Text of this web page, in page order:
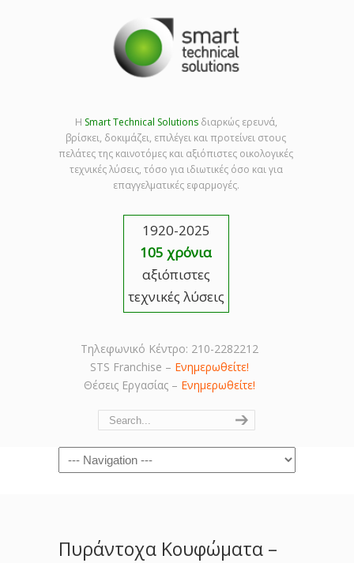
Η Smart Technical Solutionsδιαρκώς ερευνά,
βρίσκει, δοκιμάζει, επιλέγει και προτείνει στους
πελάτες της καινοτόμες και αξιόπιστες οικολογικές
τεχνικές λύσεις, τόσο για ιδιωτικές όσο και για
επαγγελματικές εφαρμογές.
1920-2025
105 χρόνια
αξιόπιστες
τεχνικές λύσεις
Τηλεφωνικό Κέντρο: 210-2282212
STS Franchise – Ενημερωθείτε!
Θέσεις Εργασίας – Ενημερωθείτε!
Navigation
Πυράντοχα Κουφώματα –